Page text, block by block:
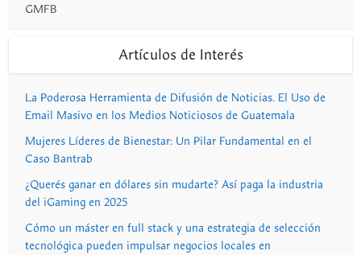
GMFB
Artículos de Interés
La Poderosa Herramienta de Difusión de Noticias. El Uso de
Email Masivo en los Medios Noticiosos de Guatemala
Mujeres Líderes de Bienestar: Un Pilar Fundamental en el
Caso Bantrab
¿Querés ganar en dólares sin mudarte? Así paga la industria
del iGaming en 2025
Cómo un máster en full stack y una estrategia de selección
tecnológica pueden impulsar negocios locales en